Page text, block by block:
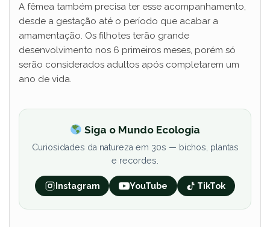
A fêmea também precisa ter esse acompanhamento,
desde a gestação até o período que acabar a
amamentação. Os filhotes terão grande
desenvolvimento nos 6 primeiros meses, porém só
serão considerados adultos após completarem um
ano de vida.
Siga o Mundo Ecologia
Curiosidades da natureza em 30s — bichos, plantas
e recordes.
Instagram YouTube TikTok